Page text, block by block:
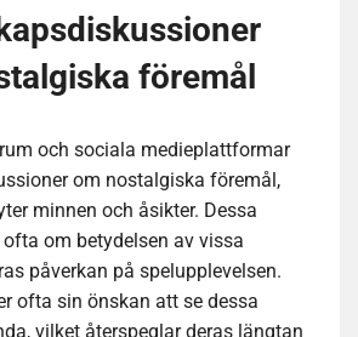
föremål
och sociala medieplattformar
om nostalgiska föremål,
minnen och åsikter. Dessa
om betydelsen av vissa
påverkan på spelupplevelsen.
ofta sin önskan att se dessa
vilket återspeglar deras längtan